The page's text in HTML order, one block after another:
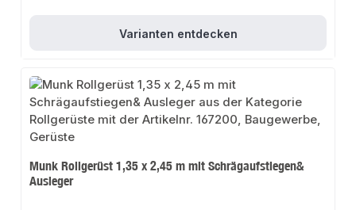
Varianten entdecken
Munk Rollgerüst 1,35 x 2,45 m mit Schrägaufstiegen&
Ausleger